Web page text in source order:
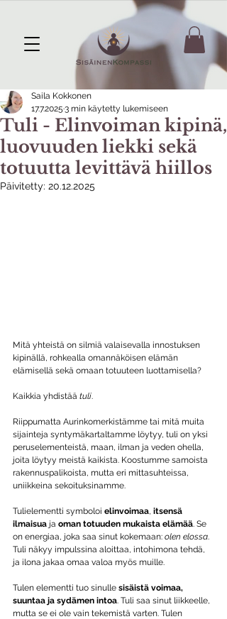
Tuli - Elinvoiman kipinä,
luovuuden liekki sekä
totuutta levittävä hiillos
Saila Kokkonen
17.7.2025 3 min käytetty lukemiseen
Päivitetty: 20.12.2025
Mitä yhteistä on silmiä valaisevalla innostuksen
kipinällä, rohkealla omannäköisen elämän
elämisellä sekä omaan totuuteen luottamisella?
Kaikkia yhdistää tuli
Riippumatta Aurinkomerkistämme tai mitä muita
sijainteja syntymäkartaltamme löytyy, tuli on yksi
peruselementeistä, maan, ilman ja veden ohella,
joita löytyy meistä kaikista. Koostumme samoista
rakennuspalikoista, mutta eri mittasuhteissa,
uniikkeina sekoituksinamme.
Tulielementti symboloi elinvoimaa, itsensä
ilmaisua ja oman totuuden mukaista elämää . Se
on energiaa, joka saa sinut kokemaan: olen elossa
Tuli näkyy impulssina aloittaa, intohimona tehdä,
ja ilona jakaa omaa valoa myös muille.
Tulen elementti tuo sinulle sisäistä voimaa,
suuntaa ja sydämen intoa . Tuli saa sinut liikkeelle,
mutta se ei ole vain tekemistä varten. Tulen